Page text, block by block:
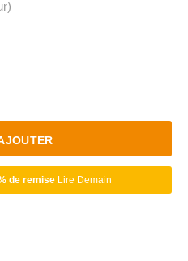
de remiseLire Demain